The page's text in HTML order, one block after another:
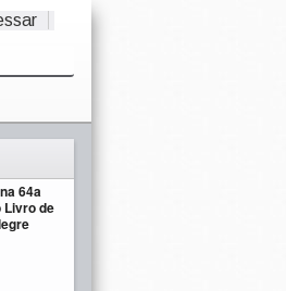
64a
Livro de